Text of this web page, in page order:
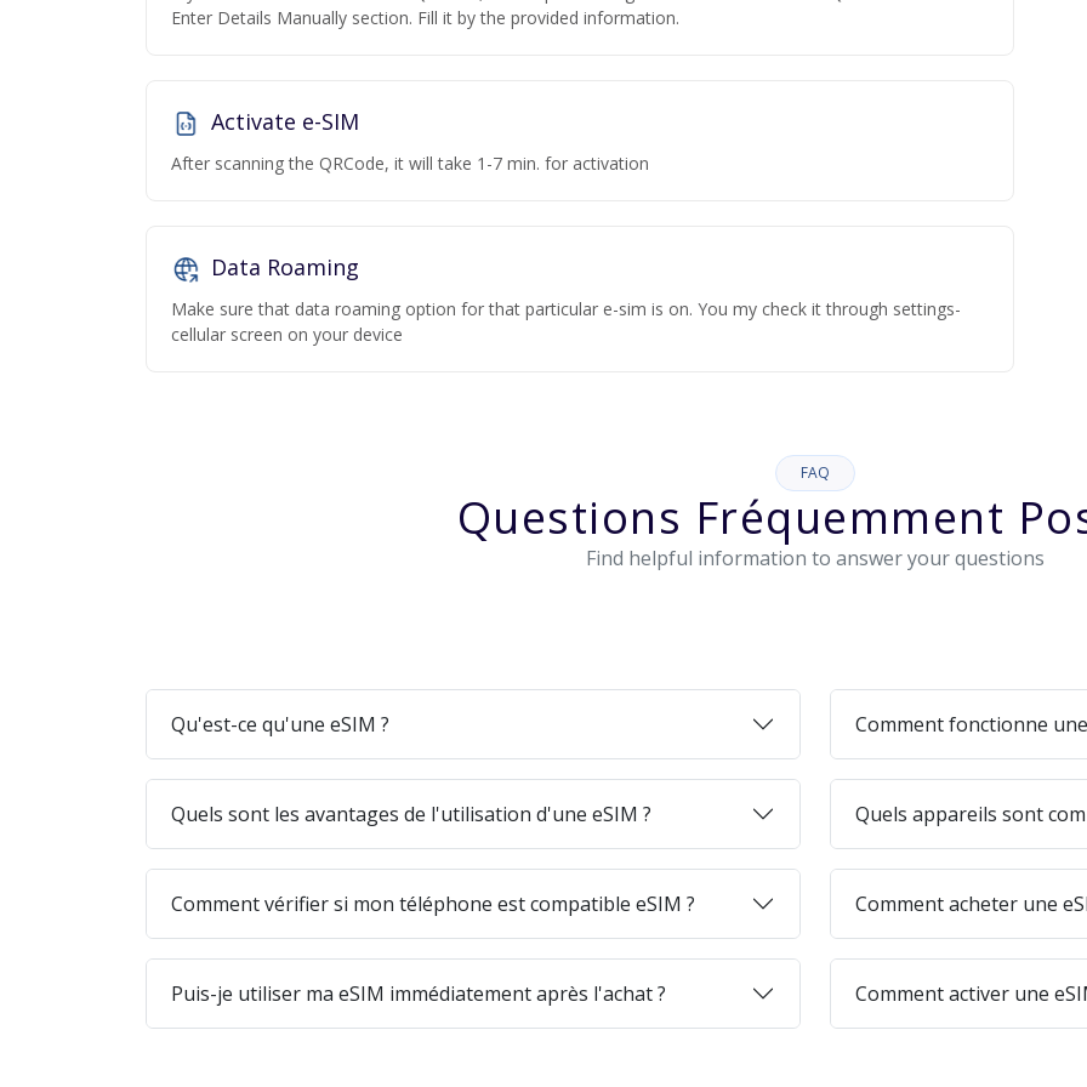
Enter Details Manually section. Fill it by the provided information.
Activate e-SIM
After scanning the QRCode, it will take 1-7 min. for activation
Data Roaming
Make sure that data roaming option for that particular e-sim is on. You my check it through settings-
cellular screen on your device
FAQ
Questions Fréquemment
Find helpful information to answer your questions
Qu'est-ce qu'une eSIM ? Comment fonctionne
Quels sont les avantages de l'utilisation d'une eSIM ? Quels appareils sont
Comment vérifier si mon téléphone est compatible eSIM ? Comment acheter une
Puis-je utiliser ma eSIM immédiatement après l'achat ? Comment activer une